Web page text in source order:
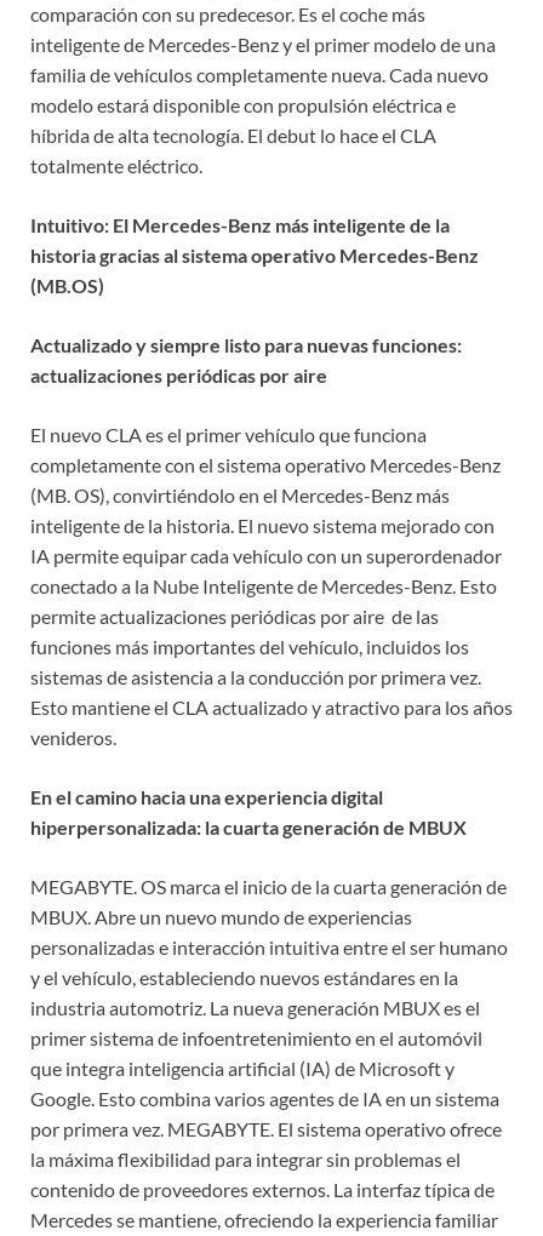
comparación con su predecesor. Es el coche más
inteligente de Mercedes-Benz y el primer modelo de una
familia de vehículos completamente nueva. Cada nuevo
modelo estará disponible con propulsión eléctrica e
híbrida de alta tecnología. El debut lo hace el CLA
totalmente eléctrico.
Intuitivo: El Mercedes-Benz más inteligente de la
historia gracias al sistema operativo Mercedes-Benz
(MB.OS)
Actualizado y siempre listo para nuevas funciones:
actualizaciones periódicas por aire
El nuevo CLA es el primer vehículo que funciona
completamente con el sistema operativo Mercedes-Benz
(MB. OS), convirtiéndolo en el Mercedes-Benz más
inteligente de la historia. El nuevo sistema mejorado con
IA permite equipar cada vehículo con un superordenador
conectado a la Nube Inteligente de Mercedes-Benz. Esto
permite actualizaciones periódicas por aire de las
funciones más importantes del vehículo, incluidos los
sistemas de asistencia a la conducción por primera vez.
Esto mantiene el CLA actualizado y atractivo para los años
venideros.
En el camino hacia una experiencia digital
hiperpersonalizada: la cuarta generación de MBUX
MEGABYTE. OS marca el inicio de la cuarta generación de
MBUX. Abre un nuevo mundo de experiencias
personalizadas e interacción intuitiva entre el ser humano
y el vehículo, estableciendo nuevos estándares en la
industria automotriz. La nueva generación MBUX es el
primer sistema de infoentretenimiento en el automóvil
que integra inteligencia artificial (IA) de Microsoft y
Google. Esto combina varios agentes de IA en un sistema
por primera vez. MEGABYTE. El sistema operativo ofrece
la máxima flexibilidad para integrar sin problemas el
contenido de proveedores externos. La interfaz típica de
Mercedes se mantiene, ofreciendo la experiencia familiar